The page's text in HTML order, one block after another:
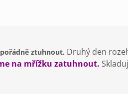
ztuhnout. Druhý den
na mřížku zatuhnout.